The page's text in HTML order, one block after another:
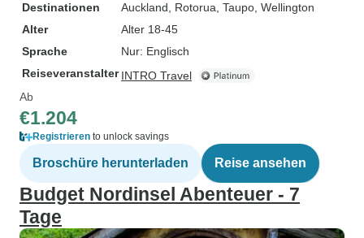
Destinationen
Auckland , Rotorua , Taupo , Wellington
Alter
Alter 18-45
Sprache
Nur: Englisch
Reiseveranstalter INTRO Travel
Ab
€1.204
Registrieren to unlock savings
Broschüre herunterladen Reise ansehen
Budget Nordinsel Abenteuer - 7
Tage